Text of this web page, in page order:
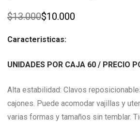
$13.000
Original
was:
$10.000
Current
is:
Caracteristicas:
UNIDADES POR CAJA 60 / PRECIO
Alta estabilidad: Clavos
cajones. Puede acomodar vajillas y
varias formas y tamaños sin temblar.